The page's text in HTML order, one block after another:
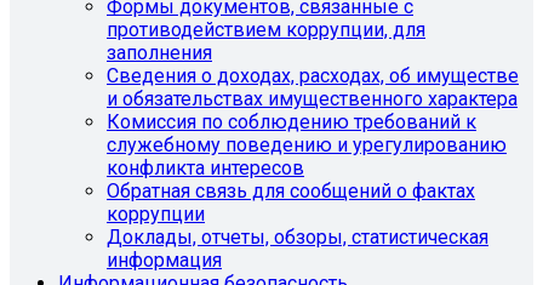
Формы документов, связанные с
противодействием коррупции, для
заполнения
Сведения о доходах, расходах, об имуществе
и обязательствах имущественного характера
Комиссия по соблюдению требований к
служебному поведению и урегулированию
конфликта интересов
Обратная связь для сообщений о фактах
коррупции
Доклады, отчеты, обзоры, статистическая
информация